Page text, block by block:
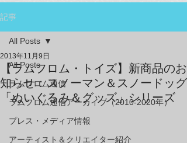
記事
All Posts
ラムフロム通信
ラムフロム通信アーカイブ（2010-2020年）
プレス・メディア情報
アーティスト＆クリエイター紹介
All Posts
【ラムフロム・トイズ】新商品のお
知らせ：スノーマン＆スノードッグ
「ぬいぐるみ＆グッズ」シリーズ
2013年11月9日